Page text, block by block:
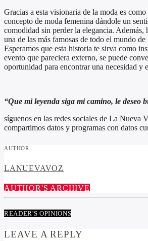
Gracias a esta visionaria de la moda es
concepto de moda femenina dándole un
comodidad sin perder la elegancia. Además,
una de las más famosas de todo el mundo de
Esperamos que esta historia te sirva como
evento que pareciera externo, se puede
oportunidad para encontrar una necesidad y
“Que mi leyenda siga mi camino, le deseo
síguenos en las redes sociales de La Nueva
compartimos datos y programas con datos
AUTHOR
LANUEVAVOZ
AUTHOR'S ARCHIVE
READER'S OPINIONS
LEAVE A REPLY